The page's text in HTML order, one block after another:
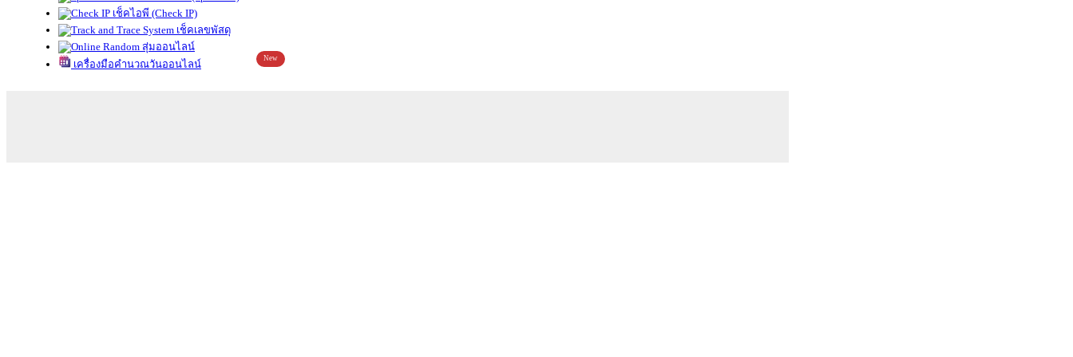
เช็คไอพี (Check IP)
เช็คเลขพัสดุ
สุ่มออนไลน์
เครื่องมือคำนวณวันออนไลน์
New